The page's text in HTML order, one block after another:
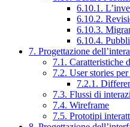
6.10.1.
6.10.2.
6.10.3.
6.10.4.
7. Progettazione
7.1. Caratteristiche
7.2. User stories
7.2.1.
7.3. Flussi di
7.4. Wireframe
7.5. Prototipi